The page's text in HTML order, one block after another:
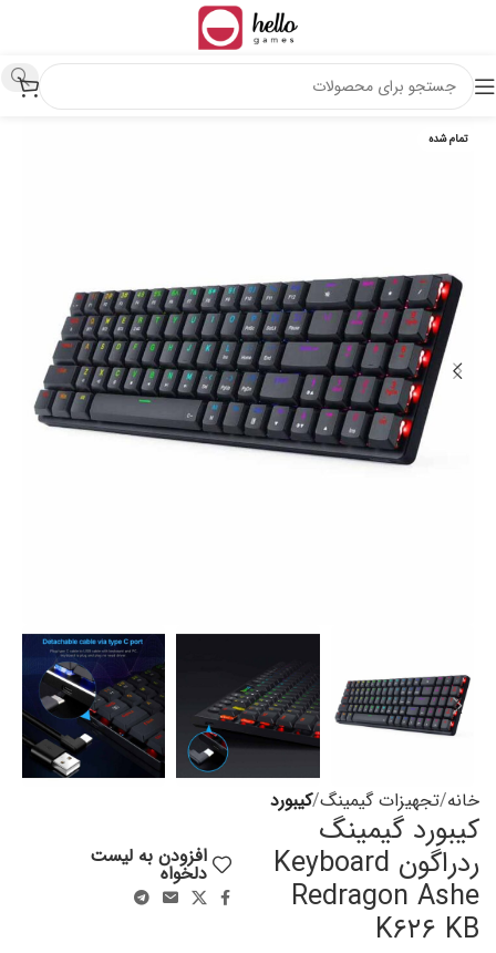
تمام شده
خانه تجهیزات گیمینگ کیبورد
کیبورد گیمینگ
ردراگون Keyboard
Redragon Ashe
K۶۲۶ KB
افزودن به لیست
دلخواه